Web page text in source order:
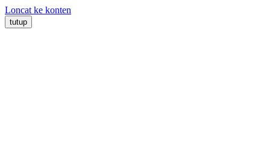
Loncat ke konten
tutup